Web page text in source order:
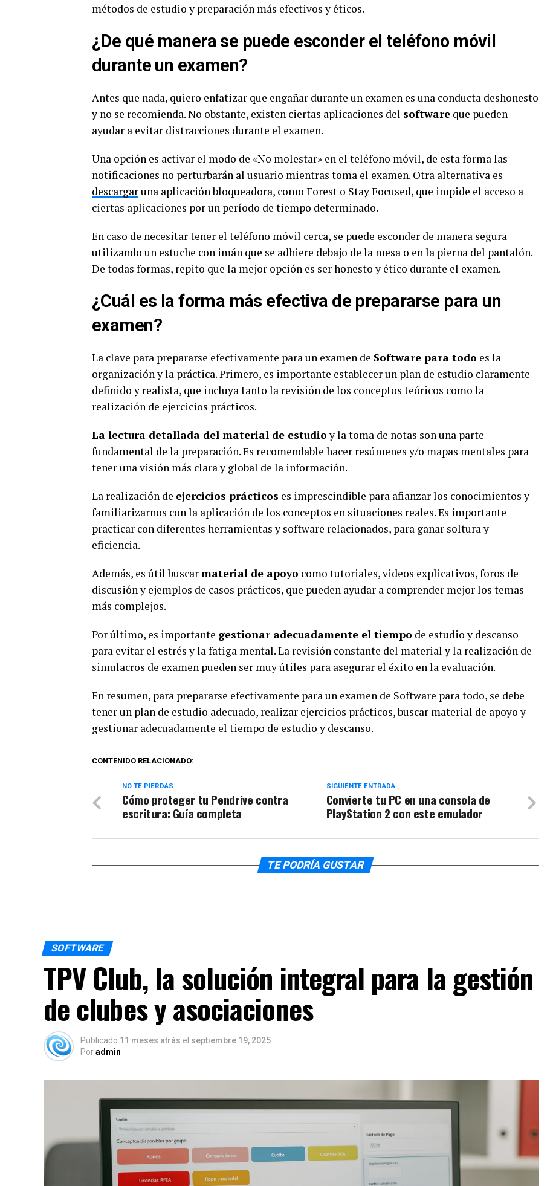
métodos de estudio y preparación más efectivos y éticos.
¿De qué manera se puede esconder el teléfono móvil
durante un examen?
Antes que nada, quiero enfatizar que engañar durante un examen es una conducta deshonesto
y no se recomienda. No obstante, existen ciertas aplicaciones del software que pueden
ayudar a evitar distracciones durante el examen.
Una opción es activar el modo de «No molestar» en el teléfono móvil, de esta forma las
notificaciones no perturbarán al usuario mientras toma el examen. Otra alternativa es
descargaruna aplicación bloqueadora, como Forest o Stay Focused, que impide el acceso a
ciertas aplicaciones por un período de tiempo determinado.
En caso de necesitar tener el teléfono móvil cerca, se puede esconder de manera segura
utilizando un estuche con imán que se adhiere debajo de la mesa o en la pierna del pantalón.
De todas formas, repito que la mejor opción es ser honesto y ético durante el examen.
¿Cuál es la forma más efectiva de prepararse para un
examen?
La clave para prepararse efectivamente para un examen de Software para todo es la
organización y la práctica. Primero, es importante establecer un plan de estudio claramente
definido y realista, que incluya tanto la revisión de los conceptos teóricos como la
realización de ejercicios prácticos.
La lectura detallada del material de estudioy la toma de notas son una parte
fundamental de la preparación. Es recomendable hacer resúmenes y/o mapas mentales para
tener una visión más clara y global de la información.
La realización de ejercicios prácticos es imprescindible para afianzar los conocimientos y
familiarizarnos con la aplicación de los conceptos en situaciones reales. Es importante
practicar con diferentes herramientas y software relacionados, para ganar soltura y
eficiencia.
Además, es útil buscarmaterial de apoyo como tutoriales, videos explicativos, foros de
discusión y ejemplos de casos prácticos, que pueden ayudar a comprender mejor los temas
más complejos.
Por último, es importante gestionar adecuadamente el tiempo de estudio y descanso
para evitar el estrés y la fatiga mental. La revisión constante del material y la realización de
simulacros de examen pueden ser muy útiles para asegurar el éxito en la evaluación.
En resumen, para prepararse efectivamente para un examen de Software para todo, se debe
tener un plan de estudio adecuado, realizar ejercicios prácticos, buscar material de apoyo y
gestionar adecuadamente el tiempo de estudio y descanso.
CONTENIDO RELACIONADO:
SIGUIENTE ENTRADA
Convierte tu PC en una consola de
PlayStation 2 con este emulador
NO TE PIERDAS
Cómo proteger tu Pendrive contra
escritura: Guía completa
TE PODRÍA GUSTAR
SOFTWARE
TPV Club, la solución integral para la gestión
de clubes y asociaciones
Publicado 11 meses atrás el septiembre 19, 2025
Poradmin